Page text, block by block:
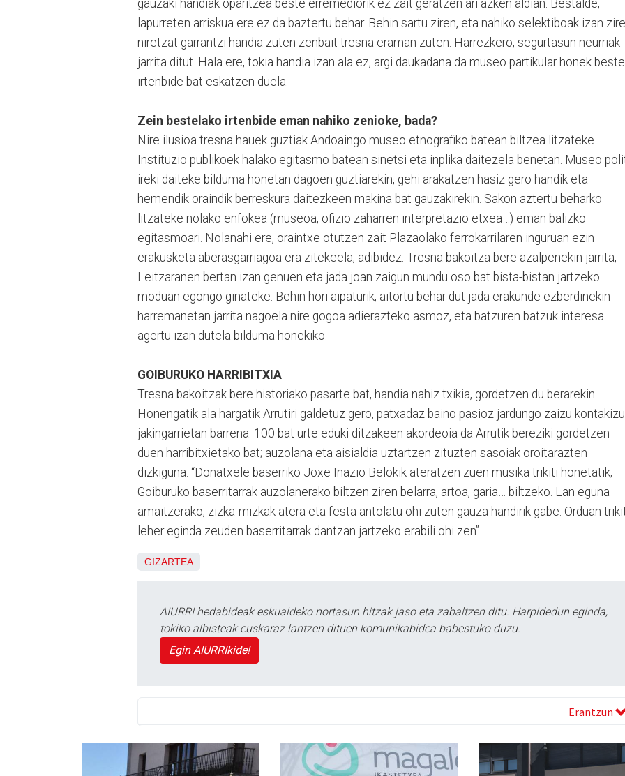
gauzaki handiak oparitzea beste erremediorik ez zait geratzen ari azken aldian. Bestalde,
lapurreten arriskua ere ez da baztertu behar. Behin sartu ziren, eta nahiko selektiboak izan
niretzat garrantzi handia zuten zenbait tresna eraman zuten. Harrezkero, segurtasun neurriak
jarrita ditut. Hala ere, tokia handia izan ala ez, argi daukadana da museo partikular honek beste
irtenbide bat eskatzen duela.
Zein bestelako irtenbide eman nahiko zenioke, bada?
Nire ilusioa tresna hauek guztiak Andoaingo museo etnografiko batean biltzea litzateke.
Instituzio publikoek halako egitasmo batean sinetsi eta inplika daitezela benetan. Museo
ireki daiteke bilduma honetan dagoen guztiarekin, gehi arakatzen hasiz gero handik eta
hemendik oraindik berreskura daitezkeen makina bat gauzakirekin. Sakon aztertu beharko
litzateke nolako enfokea (museoa, ofizio zaharren interpretazio etxea…) eman balizko
egitasmoari. Nolanahi ere, oraintxe otutzen zait Plazaolako ferrokarrilaren inguruan ezin
erakusketa aberasgarriagoa era zitekeela, adibidez. Tresna bakoitza bere azalpenekin jarrita,
Leitzaranen bertan izan genuen eta jada joan zaigun mundu oso bat bista-bistan jartzeko
moduan egongo ginateke. Behin hori aipaturik, aitortu behar dut jada erakunde ezberdinekin
harremanetan jarrita nagoela nire gogoa adierazteko asmoz, eta batzuren batzuk interesa
agertu izan dutela bilduma honekiko.
GOIBURUKO HARRIBITXIA
Tresna bakoitzak bere historiako pasarte bat, handia nahiz txikia, gordetzen du berarekin.
Honengatik ala hargatik Arrutiri galdetuz gero, patxadaz baino pasioz jardungo zaizu
jakingarrietan barrena. 100 bat urte eduki ditzakeen akordeoia da Arrutik bereziki gordetzen
duen harribitxietako bat; auzolana eta aisialdia uztartzen zituzten sasoiak oroitarazten
dizkiguna: “Donatxele baserriko Joxe Inazio Belokik ateratzen zuen musika trikiti honetatik;
Goiburuko baserritarrak auzolanerako biltzen ziren belarra, artoa, garia… biltzeko. Lan eguna
amaitzerako, zizka-mizkak atera eta festa antolatu ohi zuten gauza handirik gabe. Orduan
leher eginda zeuden baserritarrak dantzan jartzeko erabili ohi zen”.
GIZARTEA
AIURRI hedabideak eskualdeko nortasun hitzak jaso eta zabaltzen ditu. Harpidedun eginda,
tokiko albisteak euskaraz lantzen dituen komunikabidea babestuko duzu.
Egin AIURRIkide!
Erantzun